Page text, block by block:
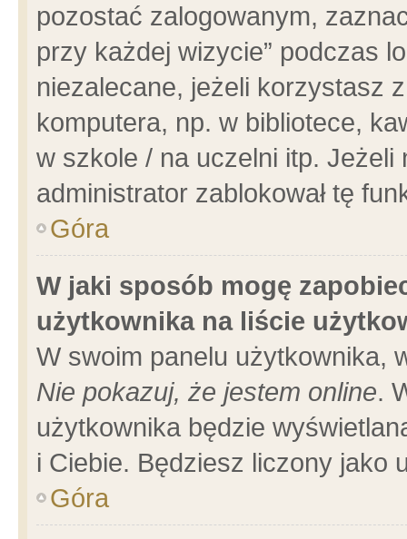
pozostać zalogowanym,
przy każdej wizycie” podczas
niezalecane, jeżeli korzystasz
komputera, np. w bibliotece,
w szkole / na uczelni itp.
administrator zablokował tę
Góra
W jaki sposób mogę
użytkownika na liście
W swoim panelu użytkownika,
Nie pokazuj, że jestem online.
użytkownika będzie
i Ciebie. Będziesz liczony jako
Góra